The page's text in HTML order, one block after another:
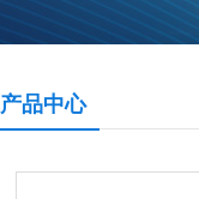
产品中心